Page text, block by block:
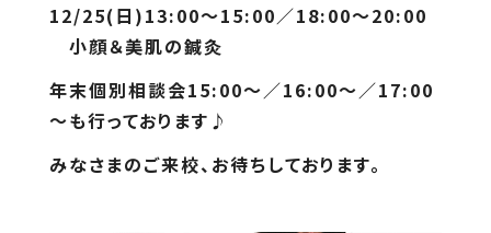
12/25(日)13:00～15:00／18:00～20:00
小顔＆美肌の鍼灸
年末個別相談会15:00～／16:00～／17:00
～も行っております♪
みなさまのご来校、お待ちしております。